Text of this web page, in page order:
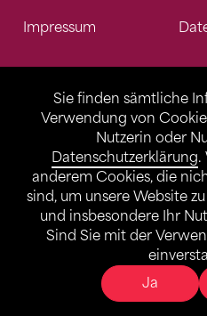
Sie finden sämtliche
Verwendung von
Nutzerin oder
Datenschutzerklärung.
anderem Cookies, die
sind, um unsere Website
und insbesondere Ihr
Sind Sie mit der
Ja
Impressum